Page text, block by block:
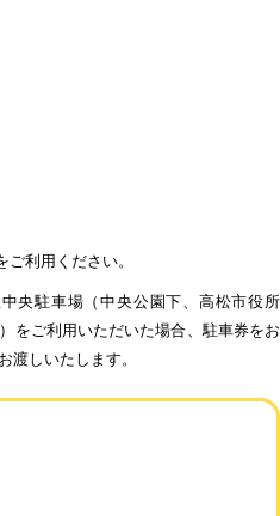
利用ください。
央駐車場（中央公園下、高松市役所
をご利用いただいた場合、駐車券をお
渡しいたします。